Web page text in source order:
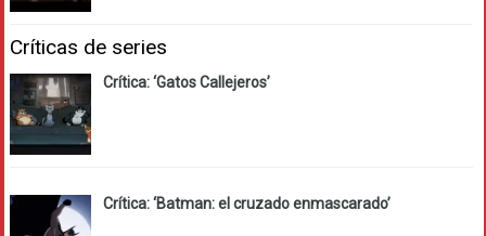
Críticas de series
Crítica: ‘Gatos Callejeros’
Crítica: ‘Batman: el cruzado enmascarado’